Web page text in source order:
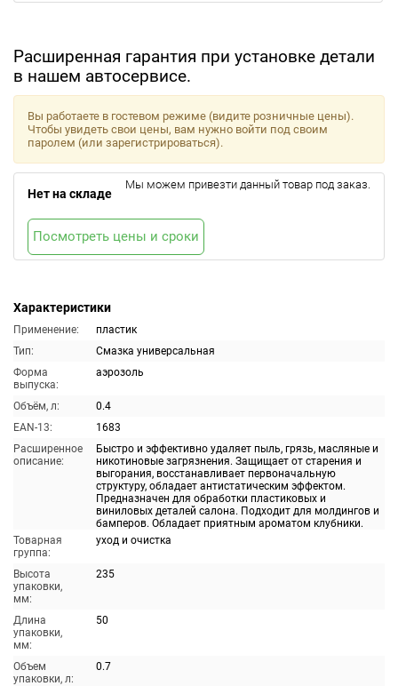
Расширенная гарантия при установке детали
в нашем автосервисе.
Характеристики
Применение:
пластик
Тип:
Смазка универсальная
Форма
выпуска:
аэрозоль
Объём, л:
0.4
EAN-13:
1683
Расширенное
описание:
Быстро и эффективно удаляет пыль, грязь, масляные и
никотиновые загрязнения. Защищает от старения и
выгорания, восстанавливает первоначальную
структуру, обладает антистатическим эффектом.
Предназначен для обработки пластиковых и
виниловых деталей салона. Подходит для молдингов и
бамперов. Обладает приятным ароматом клубники.
Товарная
группа:
уход и очистка
Высота
упаковки,
мм:
235
Длина
упаковки,
мм:
50
Объем
упаковки, л:
0.7
Вы работаете в гостевом режиме (видите розничные цены).
Чтобы увидеть свои цены, вам нужно войти под своим
паролем (или зарегистрироваться).
Нет на складе
Мы можем привезти данный товар под заказ.
Посмотреть цены и сроки